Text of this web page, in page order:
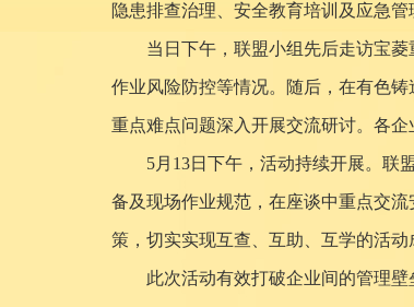
隐患排查治理、安全教育培训及应急
当日下午，联盟小组先后走访宝
作业风险防控等情况。随后，在有色
重点难点问题深入开展交流研讨。各
5月13日下午，活动持续开展。联
备及现场作业规范，在座谈中重点交
策，切实实现互查、互助、互学的活动
此次活动有效打破企业间的管理